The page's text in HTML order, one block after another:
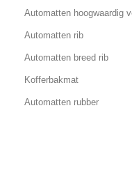
Automatten hoogwaardig
Automatten rib
Automatten breed rib
Kofferbakmat
Automatten rubber